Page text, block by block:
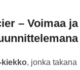
– Voimaa ja
kiekko, jonka takana